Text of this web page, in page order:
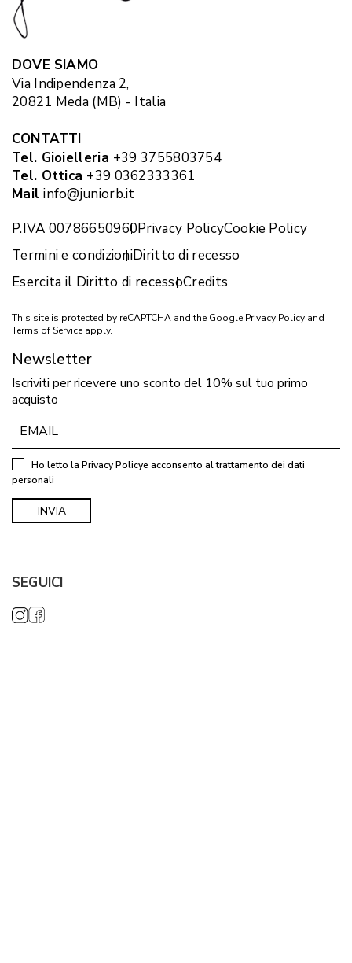
DOVE SIAMO
Via Indipendenza 2,
20821 Meda (MB) - Italia
CONTATTI
Tel. Gioielleria +39 3755803754
Tel. Ottica +39 0362333361
Mail info@juniorb.it
P.IVA 00786650960Privacy PolicyCookie Policy
Termini e condizioniDiritto di recesso
Esercita il Diritto di recessoCredits
This site is protected by reCAPTCHA and the Google Privacy Policy and
Terms of Service apply.
Newsletter
Iscriviti per ricevere uno sconto del 10% sul tuo primo
acquisto
Ho letto la Privacy Policye acconsento al trattamento dei dati
personali
SEGUICI